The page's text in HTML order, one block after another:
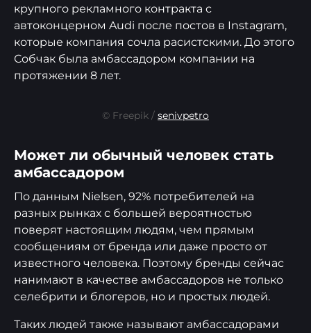
крупного рекламного контракта с
автоконцерном Audi после постов в Instagram,
которые компания сочла расистскими. До этого
Собчак была амбассадором компании на
протяжении 8 лет.
© Freepik / senivpetro
Может ли обычный человек стать
амбассадором
По данным Nielsen, 92% потребителей на
разных рынках с большей вероятностью
поверят настоящим людям, чем прямым
сообщениям от бренда или даже просто от
известного человека. Поэтому бренды сейчас
нанимают в качестве амбассадоров не только
селебрити и блогеров, но и простых людей.
Таких людей также называют амбассадорами